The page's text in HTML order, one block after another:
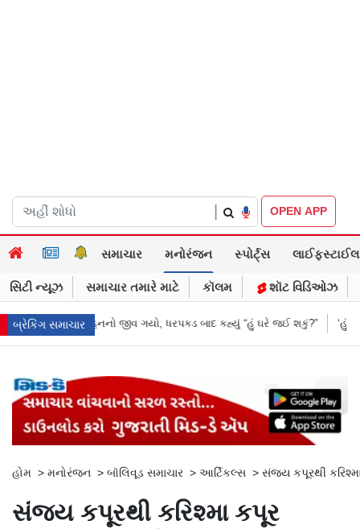
OPEN APP
સમાચાર મનોરંજન સ્પોર્ટ્સ લાઈફસ્ટાઈલ
સિટી ન્યૂઝ સમાચાર તમારે માટે કૉલમ શૉટ વિડિઓઝ
બ્રેકિંગ સમાચાર
કહ્યું “હું ઘરે જઈ શકું?” ‘હું બાબા બાગેશ્વર નથી...’: IIT દિલ્હીમાં વિદ્યાર્થીઓ
હોમ > મનોરંજન > બૉલિવૂડ સમાચાર > આર્ટિકલ્સ > સંજય કપૂરથી
સંજય કપૂરથી કરિશ્મા કપૂર